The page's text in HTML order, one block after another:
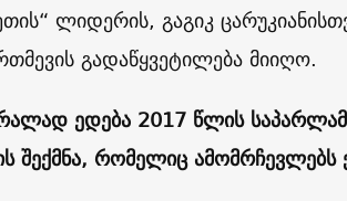
ლიდერის, გაგიკ
გადაწყვეტილება მიიღო.
ედება 2017 წლის
შექმნა, რომელიც ამომრჩევლებს